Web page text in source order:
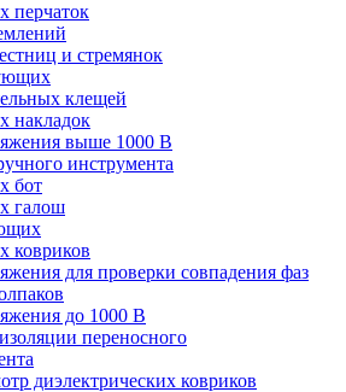
перчаток
и стремянок
клещей
накладок
выше 1000 В
инструмента
бот
галош
ковриков
для проверки совпадения фаз
до 1000 В
переносного
диэлектрических ковриков